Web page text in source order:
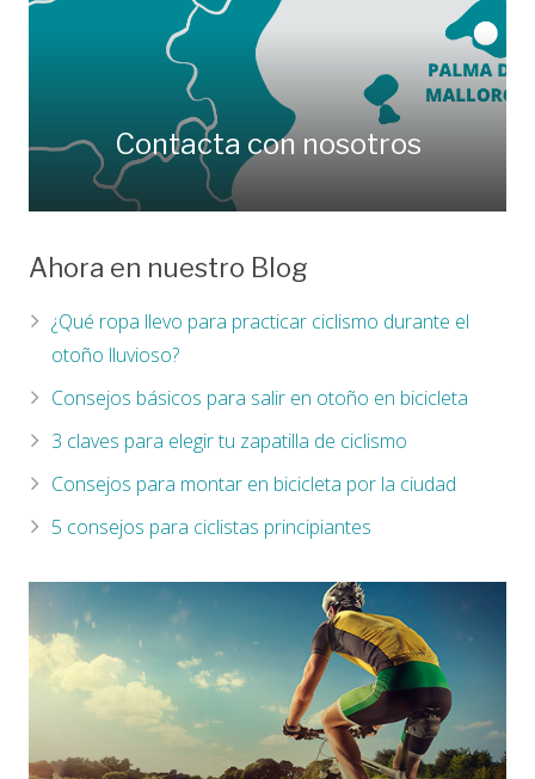
Contacta con nosotros
Ahora en nuestro Blog
¿Qué ropa llevo para practicar ciclismo durante el
otoño lluvioso?
Consejos básicos para salir en otoño en bicicleta
3 claves para elegir tu zapatilla de ciclismo
Consejos para montar en bicicleta por la ciudad
5 consejos para ciclistas principiantes